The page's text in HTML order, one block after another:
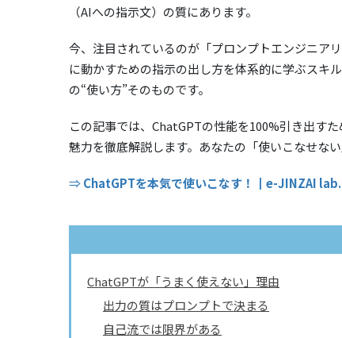
（AIへの指示文）の質にあります。
今、注目されているのが「プロンプトエンジニア
に動かすための指示の出し方を体系的に学ぶスキ
の“使い方”そのものです。
この記事では、ChatGPTの性能を100%引き出す
魅力を徹底解説します。あなたの「使いこなせな
⇒ChatGPTを本気で使いこなす！┃e-JINZAI lab.
ChatGPTが「うまく使えない」理由
出力の質はプロンプトで決まる
自己流では限界がある